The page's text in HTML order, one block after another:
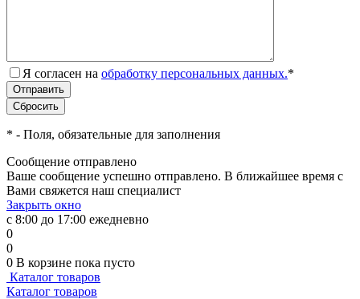
Я согласен на обработку персональных данных.*
* - Поля, обязательные для заполнения
Сообщение отправлено
Ваше сообщение успешно отправлено. В ближайшее время с
Вами свяжется наш специалист
Закрыть окно
с 8:00 до 17:00 ежедневно
0
0
0 В корзине пока пусто
Каталог товаров
Каталог товаров